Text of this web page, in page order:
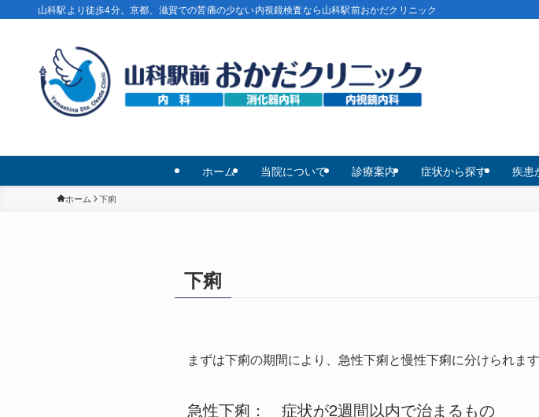
山科駅より徒歩4分。京都、滋賀での苦痛の少ない内視鏡検査なら山科駅前おかだクリニック
ホーム 当院について 診療案内 症状から探す 疾患
ホーム 下痢
下痢
まずは下痢の期間により、急性下痢と慢性下痢に分けられます
急性下痢： 症状が2週間以内で治まるもの